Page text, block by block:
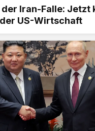
der Iran-Falle: Jetzt
US-Wirtschaft